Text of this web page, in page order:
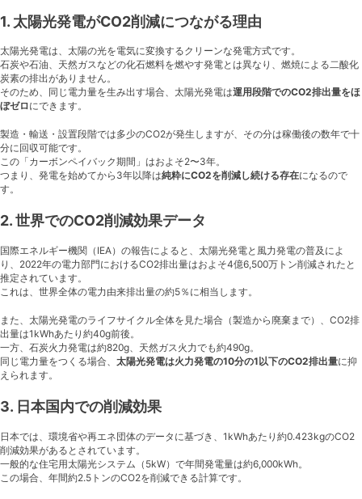
1. 太陽光発電がCO2削減につながる理由
太陽光発電は、太陽の光を電気に変換するクリーンな発電方式です。
石炭や石油、天然ガスなどの化石燃料を燃やす発電とは異なり、燃焼による二酸化
炭素の排出がありません。
そのため、同じ電力量を生み出す場合、太陽光発電は運用段階でのCO2排出量をほ
ぼゼロにできます。
製造・輸送・設置段階では多少のCO2が発生しますが、その分は稼働後の数年で十
分に回収可能です。
この「カーボンペイバック期間」はおよそ2〜3年。
つまり、発電を始めてから3年以降は純粋にCO2を削減し続ける存在になるので
す。
2. 世界でのCO2削減効果データ
国際エネルギー機関（IEA）の報告によると、太陽光発電と風力発電の普及によ
り、2022年の電力部門におけるCO2排出量はおよそ4億6,500万トン削減されたと
推定されています。
これは、世界全体の電力由来排出量の約5％に相当します。
また、太陽光発電のライフサイクル全体を見た場合（製造から廃棄まで）、CO2排
出量は1kWhあたり約40g前後。
一方、石炭火力発電は約820g、天然ガス火力でも約490g。
同じ電力量をつくる場合、 太陽光発電は火力発電の10分の1以下のCO2排出量に抑
えられます。
3. 日本国内での削減効果
日本では、環境省や再エネ団体のデータに基づき、1kWhあたり約0.423kgのCO2
削減効果があるとされています。
一般的な住宅用太陽光システム（5kW）で年間発電量は約6,000kWh。
この場合、年間約2.5トンのCO2を削減できる計算です。